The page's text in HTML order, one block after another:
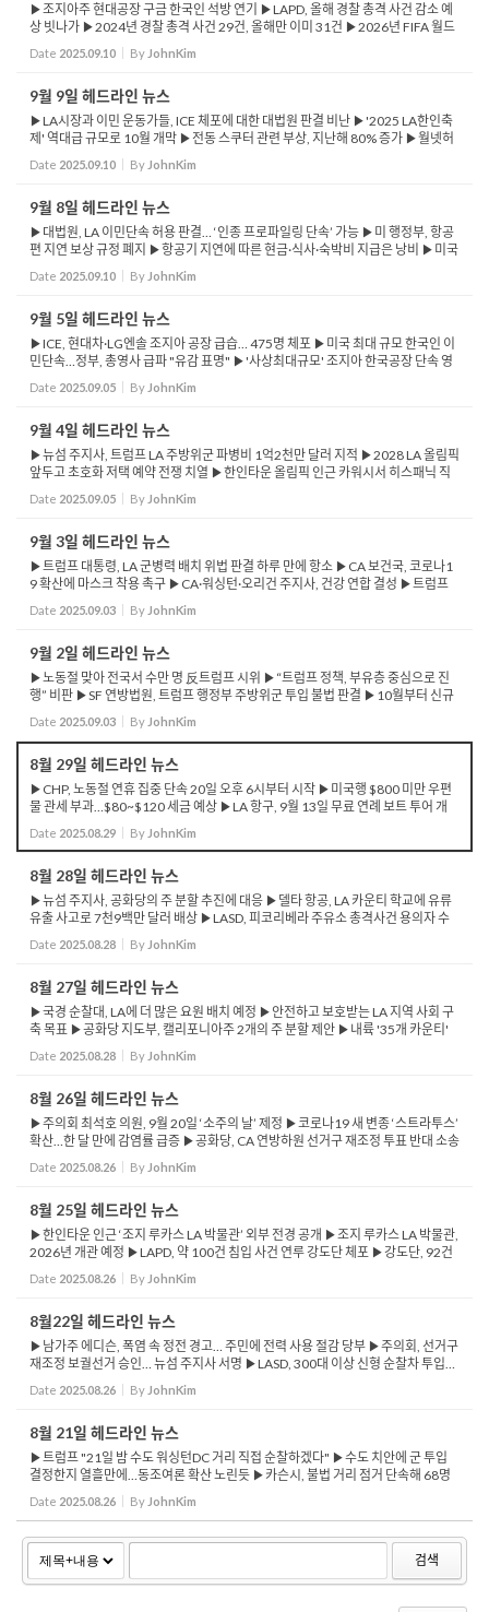
▶조지아주 현대공장 구금 한국인 석방 연기 ▶LAPD, 올해 경찰 총격 사건 감소 예
상 빗나가 ▶2024년 경찰 총격 사건 29건, 올해만 이미 31건 ▶2026년 FIFA 월드
컵 1단계 티켓 판매 시작 ▶월드컵 티켓 구매, 비자카드와 계정 필수 ▶NASA, 화성
암석에서 고대 생...
Date 2025.09.10 By JohnKim
9월 9일 헤드라인 뉴스
▶LA시장과 이민 운동가들, ICE 체포에 대한 대법원 판결 비난 ▶'2025 LA한인축
제' 역대급 규모로 10월 개막 ▶전동 스쿠터 관련 부상, 지난해 80% 증가 ▶월넷허
브 2025년조사, 캘리포니아주 가장 행복한 주 7위…1위 하와이 ▶배스 LA시장, 주
지...
Date 2025.09.10 By JohnKim
9월 8일 헤드라인 뉴스
▶대법원, LA 이민단속 허용 판결… ‘인종 프로파일링 단속’ 가능 ▶미 행정부, 항공
편 지연 보상 규정 폐지 ▶항공기 지연에 따른 현금·식사·숙박비 지급은 낭비 ▶미국
일자리 증가율, 1년 전보다 75% 감소 ▶실업수당 청구 증...
Date 2025.09.10 By JohnKim
9월 5일 헤드라인 뉴스
▶ICE, 현대차·LG엔솔 조지아 공장 급습… 475명 체포 ▶미국 최대 규모 한국인 이
민단속…정부, 총영사 급파 "유감 표명" ▶'사상최대규모' 조지아 한국공장 단속 영
장엔 "불체자 은닉·보호" ▶LA시의회, 임대주택 냉방장치 의...
Date 2025.09.05 By JohnKim
9월 4일 헤드라인 뉴스
▶뉴섬 주지사, 트럼프 LA 주방위군 파병비 1억2천만 달러 지적 ▶2028 LA 올림픽
앞두고 초호화 저택 예약 전쟁 치열 ▶한인타운 올림픽 인근 카워시서 히스패닉 직
원 5명 체포 ▶남가주, 미국 정전 위험 최고 지역 중 하나 ▶LA카운티, 전국 유일 정
전 취약성 지...
Date 2025.09.05 By JohnKim
9월 3일 헤드라인 뉴스
▶트럼프 대통령, LA 군병력 배치 위법 판결 하루 만에 항소 ▶CA 보건국, 코로나1
9 확산에 마스크 착용 촉구 ▶CA·워싱턴·오리건 주지사, 건강 연합 결성 ▶트럼프
행정부의 CDC 정치화에 맞서 건강 정책 보호 선언 ▶플로리다주, 모든 아동 백신 ...
Date 2025.09.03 By JohnKim
9월 2일 헤드라인 뉴스
▶노동절 맞아 전국서 수만 명 反트럼프 시위 ▶“트럼프 정책, 부유층 중심으로 진
행” 비판 ▶SF 연방법원, 트럼프 행정부 주방위군 투입 불법 판결 ▶10월부터 신규
미국 입국 비자 수수료 250달러 부과 ▶비자 비용 인상, 미국 여행 침체 심화 우려 ...
Date 2025.09.03 By JohnKim
8월 29일 헤드라인 뉴스
▶CHP, 노동절 연휴 집중 단속 20일 오후 6시부터 시작 ▶미국행 $800 미만 우편
물 관세 부과…$80~$120 세금 예상 ▶LA 항구, 9월 13일 무료 연례 보트 투어 개
최…선착순 진행 ▶로즈미드 청소년 야구 경기, 코치-심판 난투극 발생 ▶캘리포니
아 고속...
Date 2025.08.29 By JohnKim
8월 28일 헤드라인 뉴스
▶뉴섬 주지사, 공화당의 주 분할 추진에 대응 ▶델타 항공, LA 카운티 학교에 유류
유출 사고로 7천9백만 달러 배상 ▶LASD, 피코리베라 주유소 총격사건 용의자 수
배 ▶LA 시의회, 퍼시픽 팰리세이즈 ‘재난 투어’ 금지 결의안 승인 ▶관광버스, 특정
...
Date 2025.08.28 By JohnKim
8월 27일 헤드라인 뉴스
▶국경 순찰대, LA에 더 많은 요원 배치 예정 ▶안전하고 보호받는 LA 지역 사회 구
축 목표 ▶공화당 지도부, 캘리포니아주 2개의 주 분할 제안 ▶내륙 '35개 카운티'
새로운 주 창설 제안 ▶LAPD, 살인 사건 약 28% 감소 보고 ▶경찰 총격 사건은 증가
추세...
Date 2025.08.28 By JohnKim
8월 26일 헤드라인 뉴스
▶주의회 최석호 의원, 9월 20일 ‘소주의 날’ 제정 ▶코로나19 새 변종 ‘스트라투스’
확산…한 달 만에 감염률 급증 ▶공화당, CA 연방하원 선거구 재조정 투표 반대 소송
제기 ▶남가주, 25일 뇌우 발생…LAX 등 공항 지상 ...
Date 2025.08.26 By JohnKim
8월 25일 헤드라인 뉴스
▶한인타운 인근 ‘조지 루카스 LA 박물관’ 외부 전경 공개 ▶조지 루카스 LA 박물관,
2026년 개관 예정 ▶LAPD, 약 100건 침입 사건 연루 강도단 체포 ▶강도단, 92건
주거 침입 범행 드러나 ▶TSA, 새로운 위탁 수하물 금지 목록 발표 ▶가스·배...
Date 2025.08.26 By JohnKim
8월22일 헤드라인 뉴스
▶남가주 에디슨, 폭염 속 정전 경고… 주민에 전력 사용 절감 당부 ▶주의회, 선거구
재조정 보궐선거 승인… 뉴섬 주지사 서명 ▶LASD, 300대 이상 신형 순찰차 투입…
노후 차량 교체 나서 ▶트럼프 강경 이민정책 여파… 50년 만에 ...
Date 2025.08.26 By JohnKim
8월 21일 헤드라인 뉴스
▶트럼프 "21일 밤 수도 워싱턴DC 거리 직접 순찰하겠다" ▶수도 치안에 군 투입
결정한지 열흘만에…동조여론 확산 노린듯 ▶카슨시, 불법 거리 점거 단속해 68명
체포·차량 25대 견인 ▶사우스 레이크 타호 주민, 벼룩 매개 전염병 확진 ▶캠핑 중
...
Date 2025.08.26 By JohnKim
검색